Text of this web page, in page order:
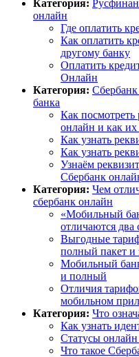
Категория:
онлайн
Где оплатить
Как оплатить
другому банку
Оплатить
Онлайн
Категория: Сбербанк
банка
Как
онлайн и как их
Как узнать
Как узнать
Узнаём
Сбербанк
Категория: Чем
сбербанк онлайн
«Мобильный
отличаются два
Выгодные
полный пакет и
Мобильный
и полный
Отличия
мобильном
Категория: Что
Как узнать
Статусы
Что такое